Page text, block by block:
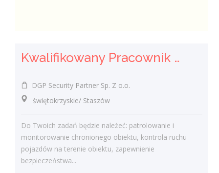
Kwalifikowany Pracownik / Kwalifikowana Pracowniczka Ochrony
DGP Security Partner Sp. Z o.o.
świętokrzyskie/ Staszów
Do Twoich zadań będzie należeć: patrolowanie i
monitorowanie chronionego obiektu, kontrola ruchu
pojazdów na terenie obiektu, zapewnienie
bezpieczeństwa...